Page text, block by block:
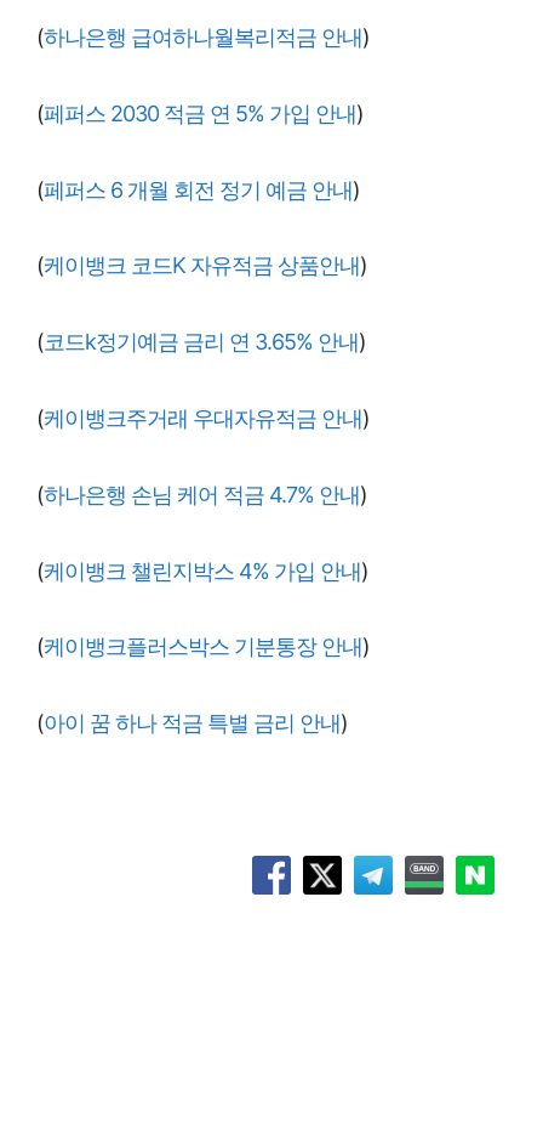
(하나은행 급여하나월복리적금 안내)
(페퍼스 2030 적금 연 5% 가입 안내)
(페퍼스 6 개월 회전 정기 예금 안내)
(케이뱅크 코드K 자유적금 상품안내)
(코드k정기예금 금리 연 3.65% 안내)
(케이뱅크주거래 우대자유적금 안내)
(하나은행 손님 케어 적금 4.7% 안내)
(케이뱅크 챌린지박스 4% 가입 안내)
(케이뱅크플러스박스 기분통장 안내)
(아이 꿈 하나 적금 특별 금리 안내)